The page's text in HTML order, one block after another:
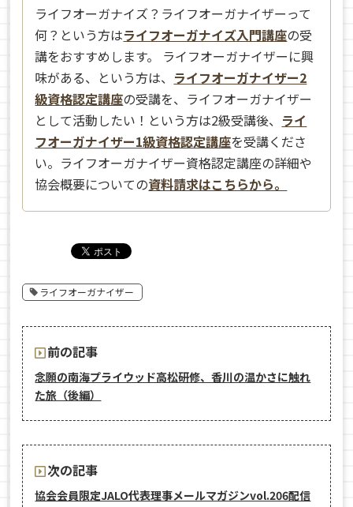
ライフオーガナイズ？ライフオーガナイザーって
何？という方はライフオーガナイズ入門講座の受
講をおすすめします。 ライフオーガナイザーに興
味がある、という方は、 ライフオーガナイザー2
級資格認定講座の受講を、ライフオーガナイザー
として活動したい！という方は2級受講後、 ライ
フオーガナイザー1級資格認定講座を受講くださ
い。ライフオーガナイザー資格認定講座の詳細や
協会概要についての資料請求はこちらから。
ライフオーガナイザー
前の記事
念願の南海プライウッド高松研修、香川の温かさに触れ
た旅（後編）
次の記事
協会会員限定JALO代表理事メールマガジンvol.206配信